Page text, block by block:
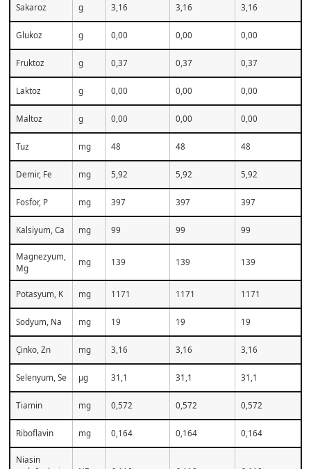
Sakaroz g 3,16 3,16 3,16
Glukoz g 0,00 0,00 0,00
Fruktoz g 0,37 0,37 0,37
Laktoz g 0,00 0,00 0,00
Maltoz g 0,00 0,00 0,00
Tuz mg 48 48 48
Demir, Fe mg 5,92 5,92 5,92
Fosfor, P mg 397 397 397
Kalsiyum, Ca mg 99 99 99
Magnezyum,
Mg
mg 139 139 139
Potasyum, K mg 1171 1171 1171
Sodyum, Na mg 19 19 19
Çinko, Zn mg 3,16 3,16 3,16
Selenyum, Se µg 31,1 31,1 31,1
Tiamin mg 0,572 0,572 0,572
Riboflavin mg 0,164 0,164 0,164
Niasin